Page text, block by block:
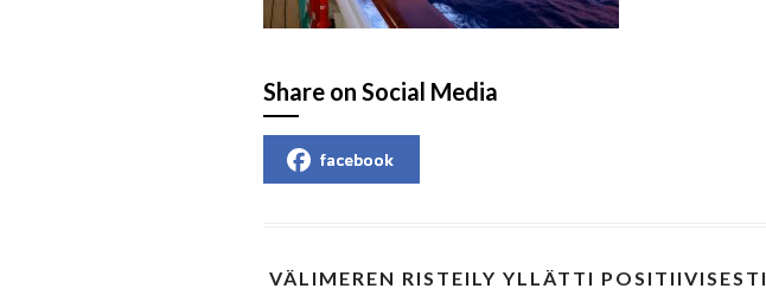
Share on Social Media
facebook
VÄLIMEREN RISTEILY YLLÄTTI POSITIIVISESTI